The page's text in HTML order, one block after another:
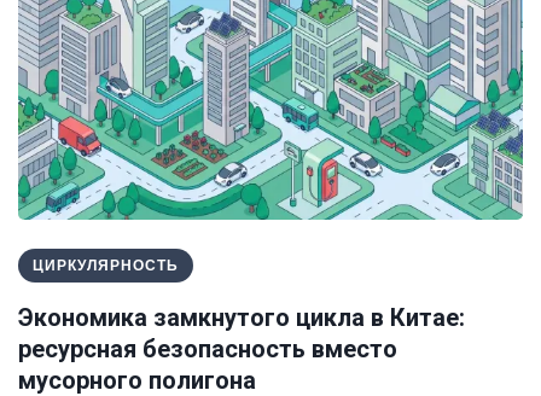
ЦИРКУЛЯРНОСТЬ
Экономика замкнутого цикла в Китае:
ресурсная безопасность вместо
мусорного полигона